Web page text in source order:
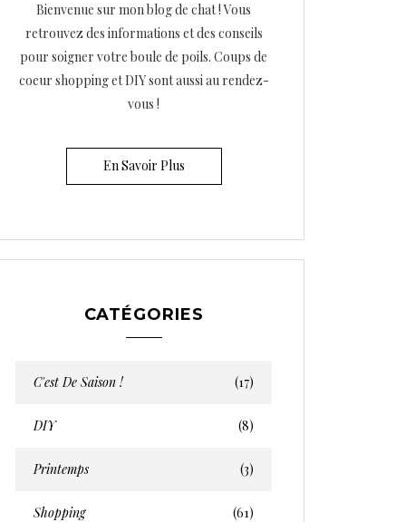
Bienvenue sur mon blog de chat ! Vous
retrouvez des informations et des conseils
pour soigner votre boule de poils. Coups de
coeur shopping et DIY sont aussi au rendez-
vous !
En Savoir Plus
CATÉGORIES
C'est De Saison ! (17)
DIY (8)
Printemps (3)
Shopping (61)